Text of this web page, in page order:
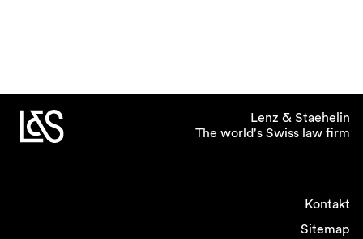
Lenz & Staehelin
The world's Swiss law firm
Kontakt
Sitemap